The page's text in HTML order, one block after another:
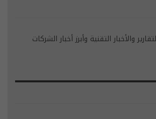
والأخبار التقنية وأبرز أخبار الشركات